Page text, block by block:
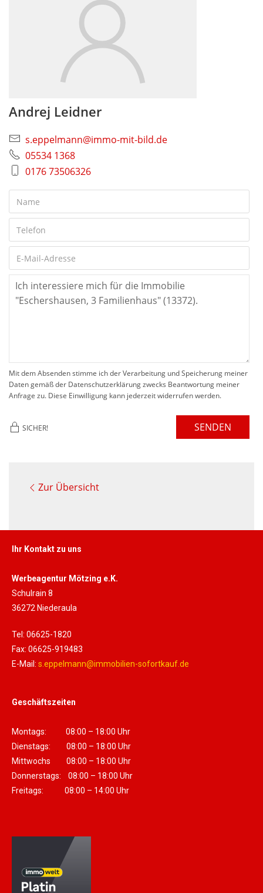
Andrej Leidner
s.eppelmann@immo-mit-bild.de
05534 1368
0176 73506326
Mit dem Absenden stimme ich der Verarbeitung und Speicherung meiner
Daten gemäß der Datenschutzerklärung zwecks Beantwortung meiner
Anfrage zu. Diese Einwilligung kann jederzeit widerrufen werden.
SICHER! SENDEN
Zur Übersicht
Ihr Kontakt zu uns
Werbeagentur Mötzing e.K.
Schulrain 8
36272 Niederaula
Tel: 06625-1820
Fax: 06625-919483
E-Mail: s.eppelmann@immobilien-sofortkauf.de
Geschäftszeiten
Montags: 08:00 – 18:00 Uhr
Dienstags: 08:00 – 18:00 Uhr
Mittwochs 08:00 – 18:00 Uhr
Donnerstags: 08:00 – 18:00 Uhr
Freitags: 08:00 – 14:00 Uhr